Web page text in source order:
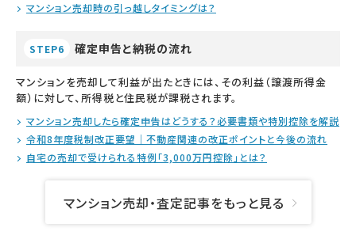
マンション売却時の引っ越しタイミングは？
STEP6 確定申告と納税の流れ
マンションを売却して利益が出たときには、その利益（譲渡所得金
額）に対して、所得税と住民税が課税されます。
マンション売却したら確定申告はどうする？必要書類や特別控除を解説
令和8年度税制改正要望｜不動産関連の改正ポイントと今後の流れ
自宅の売却で受けられる特例「3,000万円控除」とは？
マンション売却・査定記事をもっと見る